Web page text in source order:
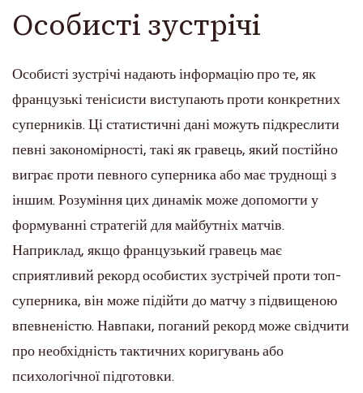
Особисті зустрічі
Особисті зустрічі надають інформацію про те, як
французькі тенісисти виступають проти конкретних
суперників. Ці статистичні дані можуть підкреслити
певні закономірності, такі як гравець, який постійно
виграє проти певного суперника або має труднощі з
іншим. Розуміння цих динамік може допомогти у
формуванні стратегій для майбутніх матчів.
Наприклад, якщо французький гравець має
сприятливий рекорд особистих зустрічей проти топ-
суперника, він може підійти до матчу з підвищеною
впевненістю. Навпаки, поганий рекорд може свідчити
про необхідність тактичних коригувань або
психологічної підготовки.